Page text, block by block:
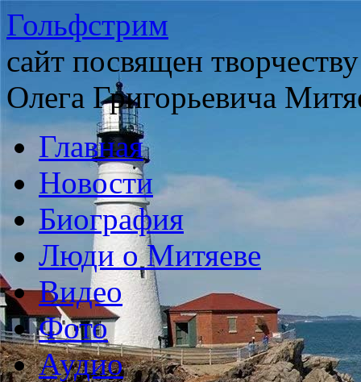
Гольфстрим
сайт посвящен
Олега Григорьевича
Главная
Новости
Биография
Люди о Митяеве
Видео
Фото
Аудио